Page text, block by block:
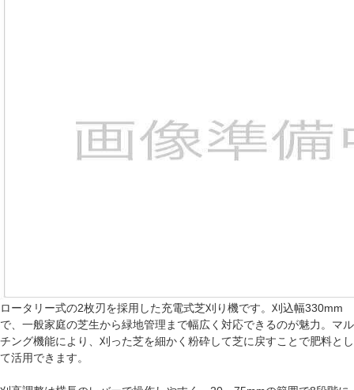
ロータリー式の2枚刃を採用した充電式芝刈り機です。刈込幅330mm
で、一般家庭の芝生から緑地管理まで幅広く対応できるのが魅力。マル
チング機能により、刈った芝を細かく粉砕して芝に戻すことで肥料とし
て活用できます。